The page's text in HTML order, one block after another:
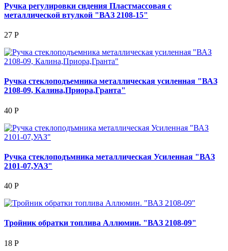
Ручка регулировки сидения Пластмассовая с
металлической втулкой "ВАЗ 2108-15"
27 Р
Ручка стеклоподъемника металлическая усиленная "ВАЗ
2108-09, Калина,Приора,Гранта"
40 Р
Ручка стеклоподъмника металлическая Усиленная "ВАЗ
2101-07,УАЗ"
40 Р
Тройник обратки топлива Аллюмин. "ВАЗ 2108-09"
18 Р